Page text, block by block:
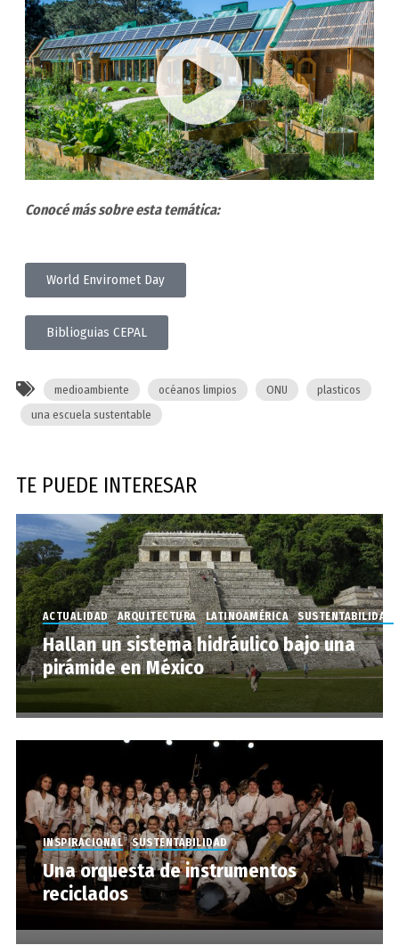
Conocé más sobre esta temática:
World Enviromet Day
Biblioguias CEPAL
medioambiente océanos limpios ONU
plasticos
una escuela sustentable
TE PUEDE INTERESAR
ACTUALIDAD ARQUITECTURA LATINOAMÉRICA SUSTENTABILIDAD
Hallan un sistema hidráulico bajo una
pirámide en México
INSPIRACIONAL SUSTENTABILIDAD
Una orquesta de instrumentos
reciclados